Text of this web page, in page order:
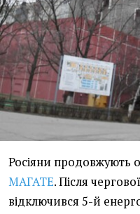
Росіяни продовжують
МАГАТЕ. Після
відключився 5-й